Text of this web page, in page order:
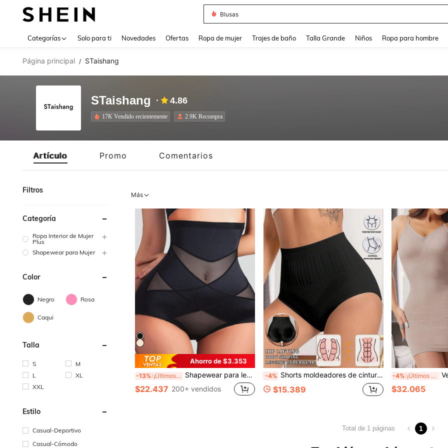
Blusas
Categorías Solo para ti Novedades Ofertas Ropa de mujer Trajes de baño Talla Grande Niños Ropa para hombre
Página principal / STaishang
STaishang 4.86
17K Vendido recientemente 2.9K Recompra
Artículo Promo Comentarios
Filtros
Categoría
Ropa Interior de Mujer
Plus
Shapewear para Mujer
Color
Negro Rosa
Caqui
Talla
S
M
L
XL
XXL
Estilo
Casual-Deportivo
Casual-Cómodo
Más
Ahorro de $3.353
-13% ¡Últimos 3 días Shapewear para levantar el trasero y controlar el abdomen para mujeres, pantalones cortos sin costuras con diseño cruzado frontal en color caqui, shorts adelgazantes para mujeres
$22.437 200+ vendidos
-4% Shorts moldeadores de cintura alta de alta elasticidad en negro puro para mujer, pantalones con efecto de cintura ceñida y levantamiento de glúteos, estilo casual y cómodo
$15.389
-4% ¡Últimos 2 días Vestido
$32.065
Total de 1 páginas 1